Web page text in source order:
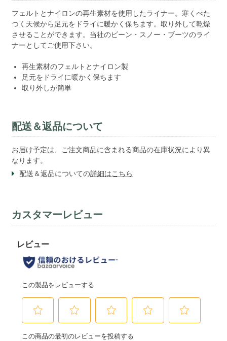
フェルトとナイロンの再生素材を使用したライナー。寒くべた
つく天候から足元をドライに暖かく保ちます。取り外して乾燥
させることができます。当社のビーン・スノー・ブーツのライ
ナーとしてご使用下さい。
再生素材のフェルトとナイロン製
足元をドライに暖かく保ちます
取り外しが簡単
配送＆返品について
お届け予定は、ご注文商品に含まれる商品の在庫状況により異
なります。
配送＆返品についての詳細はこちら
カスタマーレビュー